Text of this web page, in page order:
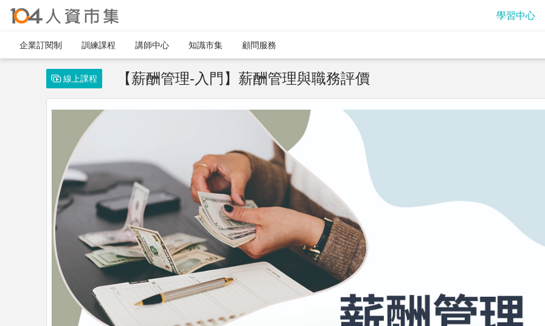
學習中心
企業訂閱制​ 訓練課程 講師中心 知識市集 顧問服務
線上課程 【薪酬管理-入門】薪酬管理與職務評價